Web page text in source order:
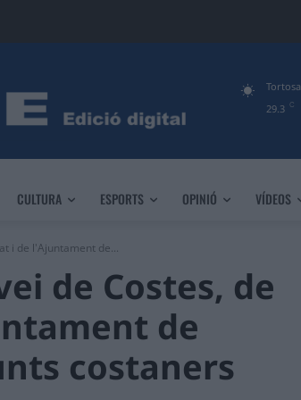
29.3 C
Tortosa
CULTURA ESPORTS OPINIÓ VÍDEOS
i de l'Ajuntament de...
de Costes, de
de
costaners